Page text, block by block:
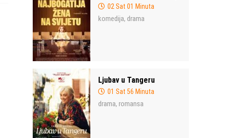
02 Sat 01 Minuta
komedija, drama
Ljubav u Tangeru
01 Sat 56 Minuta
drama, romansa